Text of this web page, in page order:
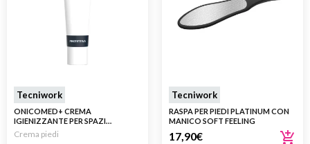
Tecniwork
ONICOMED+ CREMA
IGIENIZZANTE PER SPAZI
INTERDIGITALI E UNGHIE DEI PIEDI
Crema piedi
Tecniwork
RASPA PER PIEDI PLATINUM CON
MANICO SOFT FEELING
17,90€